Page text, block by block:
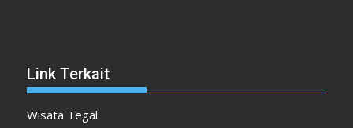
Link Terkait
Wisata Tegal